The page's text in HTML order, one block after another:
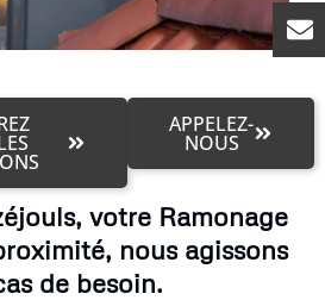
APPELEZ-
NOUS
votre Ramonage
nous agissons
de besoin.